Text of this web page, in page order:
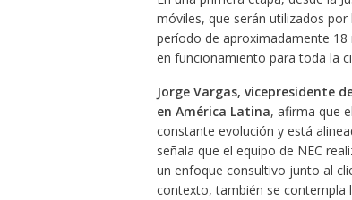
móviles, que serán utilizados
período de aproximadamente
en funcionamiento para toda la
Jorge Vargas, vicepresidente
en América Latina, afirma que
constante evolución y está
señala que el equipo de NEC
un enfoque consultivo junto al
contexto, también se contempla